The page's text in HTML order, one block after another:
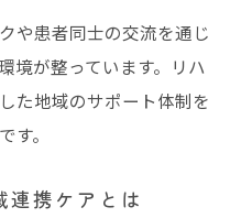
や患者同士の交流を通じ
境が整っています。リハ
た地域のサポート体制を
す。
連携ケアとは